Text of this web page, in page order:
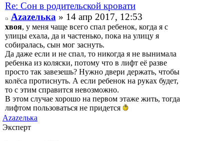
Re: Сон в родительской кровати
Аzаzелька» 14 апр 2017, 12:53
хвоя, у меня чаще всего спал ребенок, когда я с
улицы ехала, да и частенько, пока на улицу я
собиралась, сын мог заснуть.
Да даже если и не спал, то никогда я не вынимала
ребенка из коляски, потому что в лифт её разве
просто так завезешь? Нужно двери держать, чтобы
колёса протиснуть. А если ребенок на руках будет,
то с этим справится невозможно.
В этом случае хорошо на первом этаже жить, тогда
лифтом пользоваться не придется
Аzаzелька
Эксперт